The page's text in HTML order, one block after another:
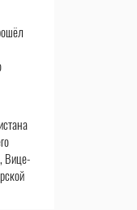
Вице-